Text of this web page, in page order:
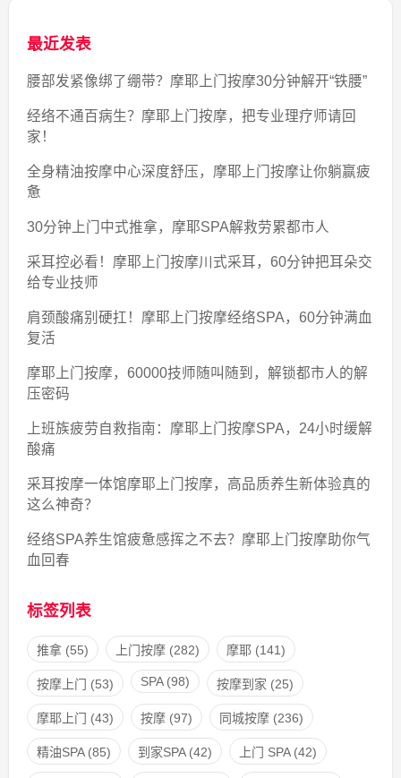
最近发表
腰部发紧像绑了绷带？摩耶上门按摩30分钟解开“铁腰”
经络不通百病生？摩耶上门按摩，把专业理疗师请回
家！
全身精油按摩中心深度舒压，摩耶上门按摩让你躺赢疲
惫
30分钟上门中式推拿，摩耶SPA解救劳累都市人
采耳控必看！摩耶上门按摩川式采耳，60分钟把耳朵交
给专业技师
肩颈酸痛别硬扛！摩耶上门按摩经络SPA，60分钟满血
复活
摩耶上门按摩，60000技师随叫随到，解锁都市人的解
压密码
上班族疲劳自救指南：摩耶上门按摩SPA，24小时缓解
酸痛
采耳按摩一体馆摩耶上门按摩，高品质养生新体验真的
这么神奇？
经络SPA养生馆疲惫感挥之不去？摩耶上门按摩助你气
血回春
标签列表
推拿(55) 上门按摩(282) 摩耶(141)
按摩上门 (53) SPA(98) 按摩到家 (25)
摩耶上门 (43) 按摩(97) 同城按摩(236)
精油SPA(85) 到家SPA(42) 上门 SPA(42)